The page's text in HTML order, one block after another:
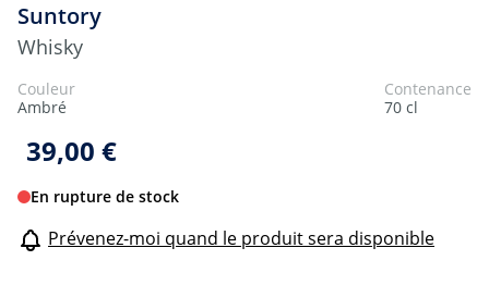
Suntory
Whisky
Couleur
Ambré
Contenance
70 cl
39,00 €
En rupture de stock
Prévenez-moi quand le produit sera disponible